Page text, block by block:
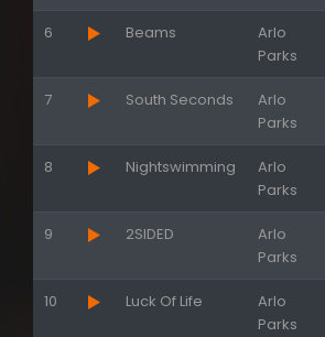
6 Beams
Arlo
Parks
7 South Seconds
Arlo
Parks
8 Nightswimming
Arlo
Parks
9 2SIDED
Arlo
Parks
10 Luck Of Life
Arlo
Parks